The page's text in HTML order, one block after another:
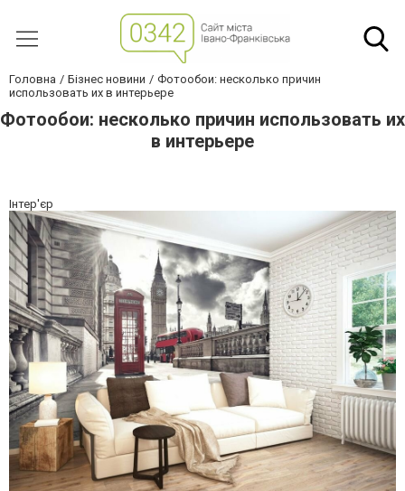
Головна Бізнес новини
Фотообои: несколько причин
использовать их в интерьере
Фотообои: несколько причин использовать их
в интерьере
Інтер'єр